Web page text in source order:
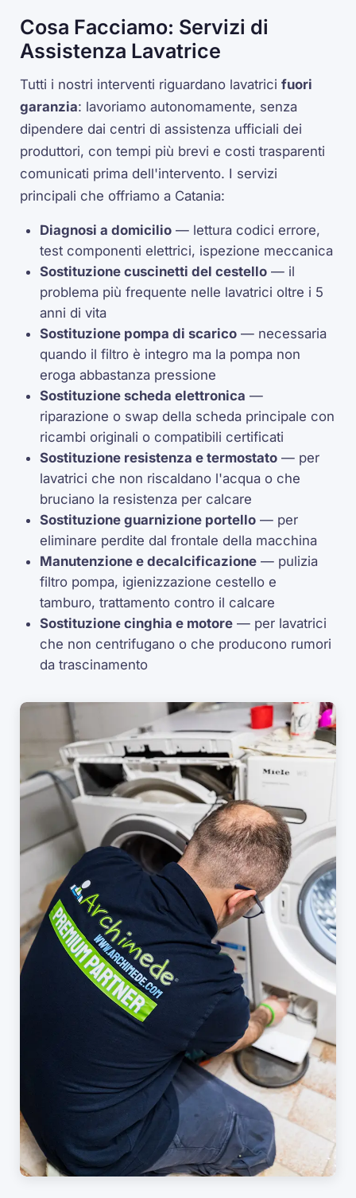
Cosa Facciamo: Servizi di
Assistenza Lavatrice
Tutti i nostri interventi riguardano lavatricifuori
garanzia: lavoriamo autonomamente, senza
dipendere dai centri di assistenza ufficiali dei
produttori, con tempi più brevi e costi trasparenti
comunicati prima dell'intervento. I servizi
principali che offriamo a Catania:
Diagnosi a domicilio — lettura codici errore,
test componenti elettrici, ispezione meccanica
Sostituzione cuscinetti del cestello — il
problema più frequente nelle lavatrici oltre i 5
anni di vita
Sostituzione pompa di scarico — necessaria
quando il filtro è integro ma la pompa non
eroga abbastanza pressione
Sostituzione scheda elettronica —
riparazione o swap della scheda principale con
ricambi originali o compatibili certificati
Sostituzione resistenza e termostato — per
lavatrici che non riscaldano l'acqua o che
bruciano la resistenza per calcare
Sostituzione guarnizione portello — per
eliminare perdite dal frontale della macchina
Manutenzione e decalcificazione — pulizia
filtro pompa, igienizzazione cestello e
tamburo, trattamento contro il calcare
Sostituzione cinghia e motore — per lavatrici
che non centrifugano o che producono rumori
da trascinamento